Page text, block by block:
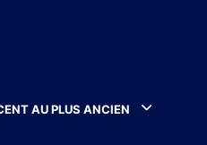
AU PLUS ANCIEN